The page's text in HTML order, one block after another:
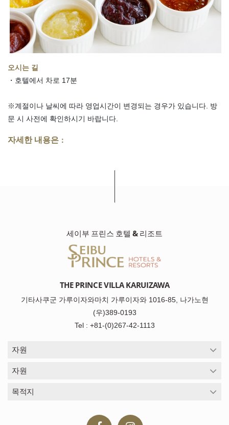
오시는 길
・호텔에서 차로 17분
※계절이나 날씨에 따라 영업시간이 변경되는 경우가 있습니다. 방
문 시 사전에 확인하시기 바랍니다.
자세한 내용은 ：
세이부 프린스 호텔 & 리조트
THE PRINCE VILLA KARUIZAWA
기타사쿠군 가루이자와마치 가루이자와 1016-85, 나가노현
(우)389-0193
Tel : +81-(0)267-42-1113
자원
자원
목적지